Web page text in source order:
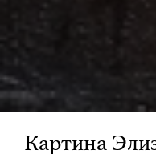
Картина